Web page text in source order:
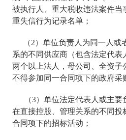
被执行人、重大税收违法案件当
重失信行为记录名单；
（2）单位负责人为同一人或
系的不同供应商（包含法定代表
两个以上法人，母公司、全资子
不得参加同一合同项下的政府采
（3）单位法定代表人或主要
在直接控股、管理关系的不同投
合同项下的招标活动；